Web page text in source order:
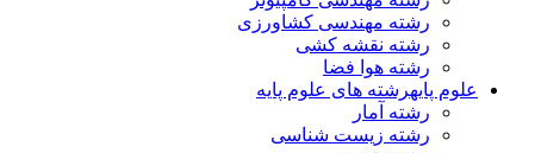
رشته مهندسی کشاورزی
رشته نقشه کشی
رشته هوا فضا
علوم پایهرشته های علوم پایه
رشته آمار
رشته زیست شناسی